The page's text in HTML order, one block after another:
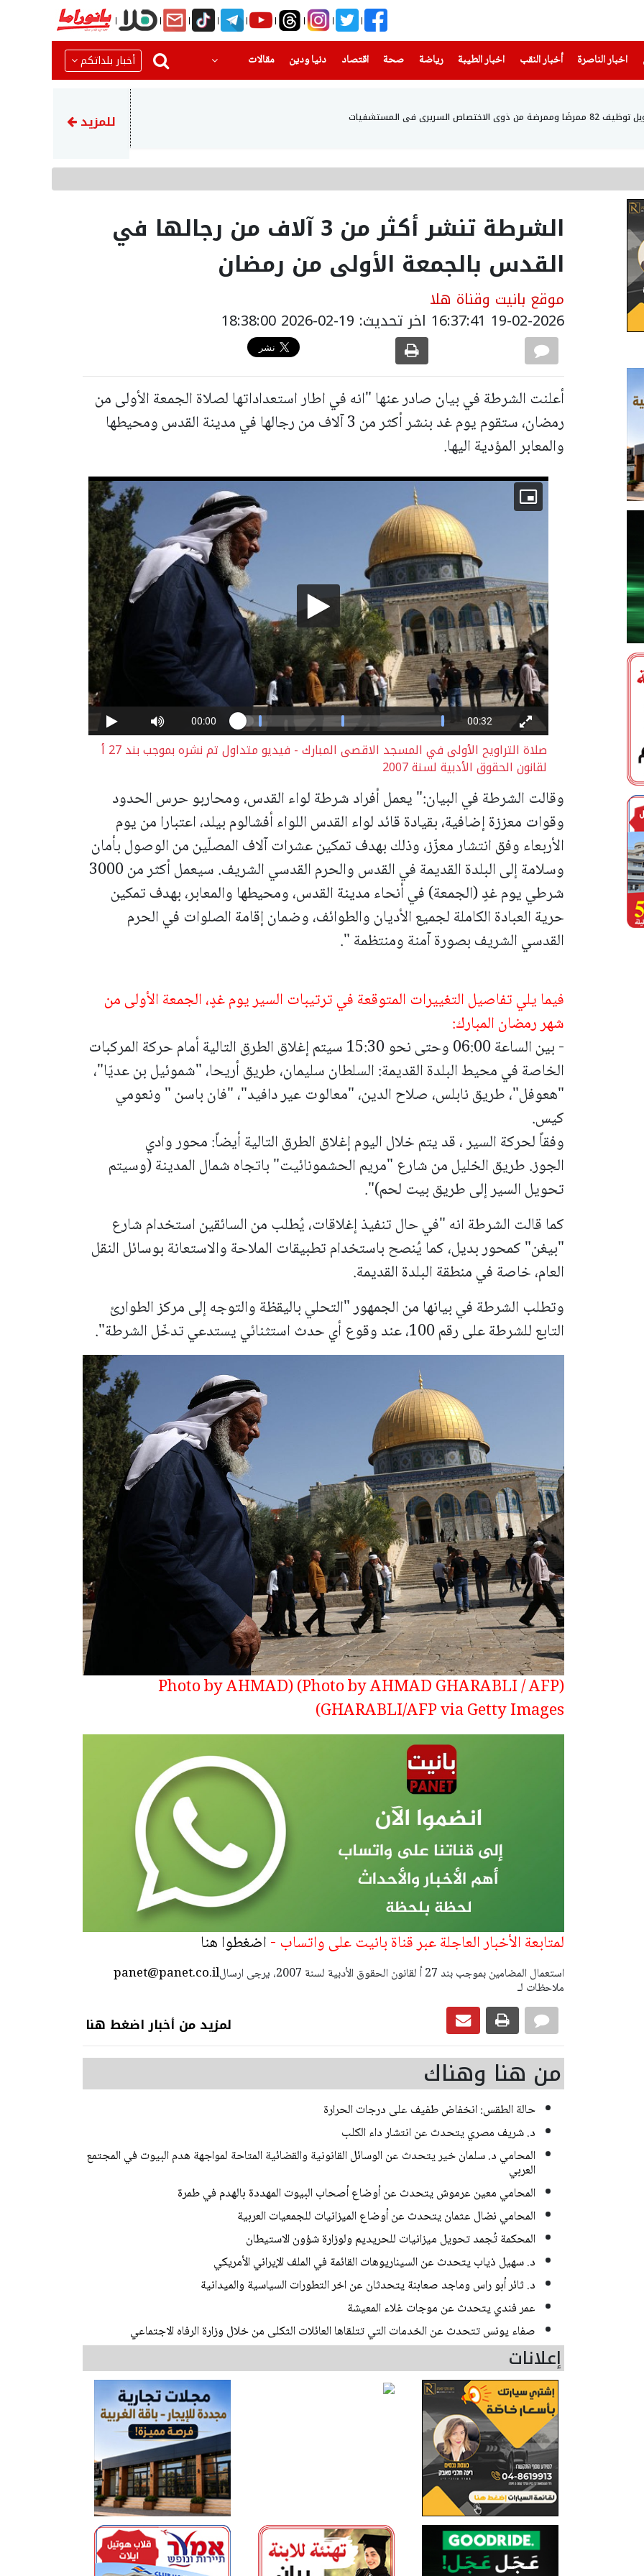
اخبار الناصرة
(current) أخبار النقب اخبار الطيبة(current) رياضة
(current) صحة(current) اقتصاد دنيا ودين
(current) مقالات أخبار بلداتكم
في المستشفيات تقرير: الجيش الأمريكي بدأ
للمزيد
الشرطة تنشر أكثر من 3 آلاف من رجالها في
القدس بالجمعة الأولى من رمضان
موقع بانيت وقناة هلا
19-02-2026 16:37:41 اخر تحديث: 19-02-2026 18:38:00
أعلنت الشرطة في بيان صادر عنها "انه في اطار استعداداتها لصلاة الجمعة الأولى من
رمضان، ستقوم يوم غد بنشر أكثر من 3 آلاف من رجالها في مدينة القدس ومحيطها
والمعابر المؤدية اليها.
صلاة التراويح الأولى في المسجد الاقصى المبارك - فيديو متداول تم نشره بموجب بند 27 أ
لقانون الحقوق الأدبية لسنة 2007
وقالت الشرطة في البيان:" يعمل أفراد شرطة لواء القدس، ومحاربو حرس الحدود
وقوات معززة إضافية، بقيادة قائد لواء القدس اللواء أفشالوم بيلد، اعتبارا من يوم
الأربعاء وفق انتشار معزّز، وذلك بهدف تمكين عشرات آلاف المصلّين من الوصول بأمان
وسلامة إلى البلدة القديمة في القدس والحرم القدسي الشريف.
سيعمل أكثر من 3000
شرطي يوم غدٍ (الجمعة) في أنحاء مدينة القدس، ومحيطها والمعابر، بهدف تمكين
حرية العبادة الكاملة لجميع الأديان والطوائف، وضمان إقامة الصلوات في الحرم
القدسي الشريف بصورة آمنة ومنتظمة ".
فيما يلي تفاصيل التغييرات المتوقعة في ترتيبات السير يوم غدٍ، الجمعة الأولى من
شهر رمضان المبارك:
- بين الساعة 06:00 وحتى نحو 15:30 سيتم إغلاق الطرق التالية أمام حركة المركبات
الخاصة في محيط البلدة القديمة: السلطان سليمان، طريق أريحا، "شموئيل بن عديّا"،
"هعوفل"، طريق نابلس، صلاح الدين، "معالوت عير دافيد"، "فان باسن " ونعومي
كيس.
وفقاً لحركة السير ، قد يتم خلال اليوم إغلاق الطرق التالية أيضاً:محور وادي
الجوز.طريق الخليل من شارع "مريم الحشمونائيت" باتجاه شمال المدينة (وسيتم
تحويل السير إلى طريق بيت لحم)".
كما قالت الشرطة انه "في حال تنفيذ إغلاقات، يُطلب من السائقين استخدام شارع
"بيغن" كمحور بديل، كما يُنصح باستخدام تطبيقات الملاحة والاستعانة بوسائل النقل
العام، خاصة في منطقة البلدة القديمة.
وتطلب الشرطة في بيانها من الجمهور "التحلي باليقظة والتوجه إلى مركز الطوارئ
التابع للشرطة على رقم 100، عند وقوع أي حدث استثنائي يستدعي تدخّل الشرطة".
(Photo by AHMAD GHARABLI / AFP) (Photo by AHMAD
GHARABLI/AFP via Getty Images)
لمتابعة الأخبار العاجلة عبر قناة بانيت على واتساب -اضغطوا هنا
panet@panet.co.ilاستعمال المضامين بموجب بند 27 أ لقانون الحقوق الأدبية لسنة 2007، يرجى ارسال
ملاحظات لـ
لمزيد من أخبار اضغط هنا
من هنا وهناك
حالة الطقس: انخفاض طفيف على درجات الحرارة
د. شريف مصري يتحدث عن انتشار داء الكلب
المحامي د. سلمان خير يتحدث عن الوسائل القانونية والقضائية المتاحة لمواجهة هدم البيوت في المجتمع
العربي
المحامي معين عرموش يتحدث عن أوضاع أصحاب البيوت المهددة بالهدم في طمرة
المحامي نضال عثمان يتحدث عن أوضاع الميزانيات للجمعيات العربية
المحكمة تُجمد تحويل ميزانيات للحريديم ولوزارة شؤون الاستيطان
د. سهيل ذياب يتحدث عن السيناريوهات القائمة في الملف الإيراني الأمريكي
د. ثائر أبو راس وماجد صعابنة يتحدثان عن اخر التطورات السياسية والميدانية
عمر فندي يتحدث عن موجات غلاء المعيشة
صفاء يونس تتحدث عن الخدمات التي تتلقاها العائلات الثكلى من خلال وزارة الرفاه الاجتماعي
إعلانات